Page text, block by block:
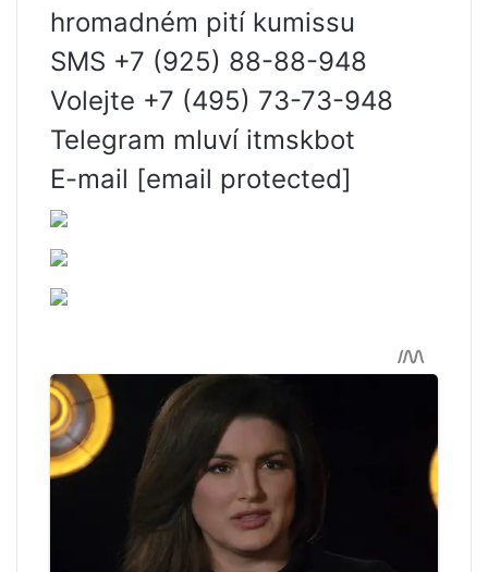
hromadném pití kumissu
SMS +7 (925) 88-88-948
Volejte +7 (495) 73-73-948
Telegram mluví itmskbot
E-mail [email protected]